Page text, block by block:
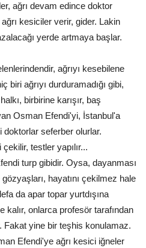
ağrı devam edince doktor
kesiciler verir, gider. Lakin
yerde artmaya başlar.
ağrıyı kesebilene
biri ağrıyı durduramadığı gibi,
birbirine karışır, baş
Osman Efendi'yi, İstanbul'a
doktorlar seferber olurlar.
testler yapılır...
turp gibidir. Oysa, dayanması
hayatını çekilmez hale
da apar topar yurtdışına
kalır, onlarca profesör tarafından
Fakat yine bir teşhis konulamaz.
Efendi'ye ağrı kesici iğneler